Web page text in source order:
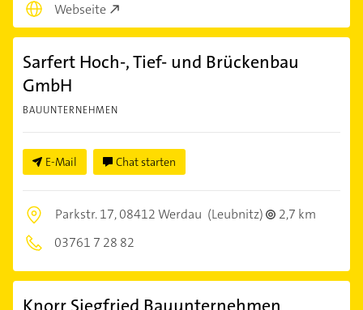
Webseite
Sarfert Hoch-, Tief- und Brückenbau
GmbH
BAUUNTERNEHMEN
E-Mail Chat starten
Parkstr. 17,08412 Werdau (Leubnitz)
2,7 km
03761 7 28 82